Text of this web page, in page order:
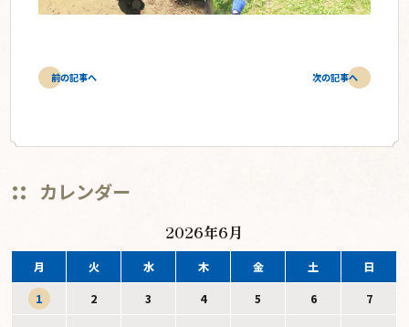
前の記事へ 次の記事へ
カレンダー
2026年6月
月 火 水 木 金 土 日
1 2 3 4 5 6 7